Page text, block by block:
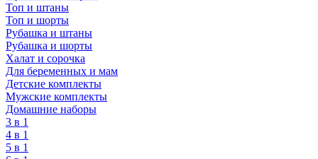
Топ и штаны
Топ и шорты
Рубашка и штаны
Рубашка и шорты
Халат и сорочка
Для беременных и мам
Детские комплекты
Мужские комплекты
Домашние наборы
3 в 1
4 в 1
5 в 1